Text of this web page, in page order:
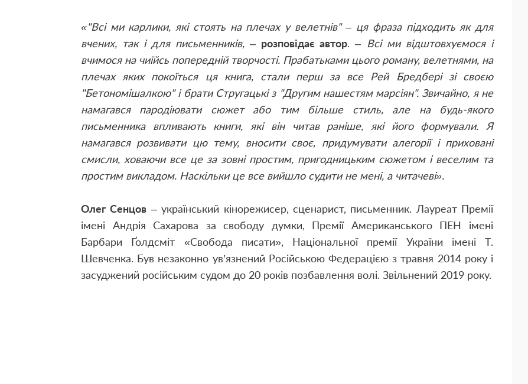
«"Всі ми карлики, які стоять на плечах у велетнів" – ця фраза підходить як для
вчених, так і для письменників,– розповідає автор. – Всі ми відштовхуємося і
вчимося на чиїйсь попередній творчості. Прабатьками цього роману, велетнями, на
плечах яких покоїться ця книга, стали перш за все Рей Бредбері зі своєю
"Бетономішалкою" і брати Стругацькі з "Другим нашестям марсіян". Звичайно, я не
намагався пародіювати сюжет або тим більше стиль, але на будь-якого
письменника впливають книги, які він читав раніше, які його формували. Я
намагався розвивати цю тему, вносити своє, придумувати алегорії і приховані
смисли, ховаючи все це за зовні простим, пригодницьким сюжетом і веселим та
простим викладом. Наскільки це все вийшло судити не мені, а читачеві».
Олег Сенцов – український кінорежисер, сценарист, письменник. Лауреат Премії
імені Андрія Сахарова за свободу думки, Премії Американського ПЕН імені
Барбари Ґолдсміт «Свобода писати», Національної премії України імені Т.
Шевченка. Був незаконно ув’язнений Російською Федерацією з травня 2014 року і
засуджений російським судом до 20 років позбавлення волі. Звільнений 2019 року.